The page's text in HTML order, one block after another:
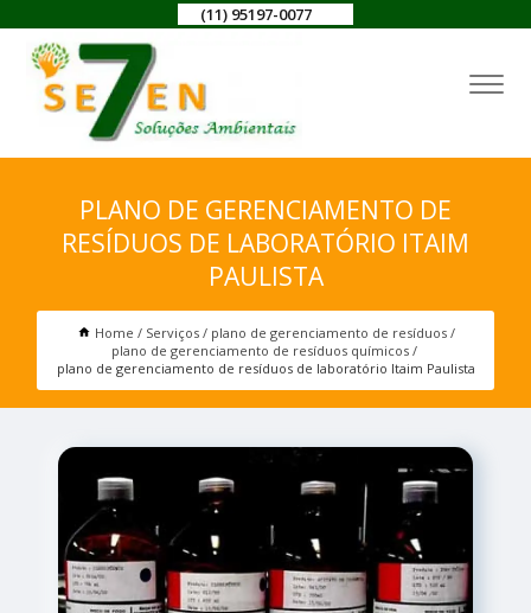
(11) 95197-0077
PLANO DE GERENCIAMENTO DE
RESÍDUOS DE LABORATÓRIO ITAIM
PAULISTA
Home Serviços
plano de gerenciamento de resíduos
plano de gerenciamento de resíduos químicos
plano de gerenciamento de resíduos de laboratório Itaim Paulista